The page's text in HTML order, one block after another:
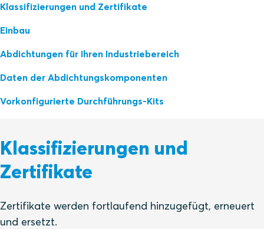
Klassifizierungen und Zertifikate
Einbau
Abdichtungen für Ihren Industriebereich
Daten der Abdichtungskomponenten
Vorkonfigurierte Durchführungs-Kits
Klassifizierungen und
Zertifikate
Zertifikate werden fortlaufend hinzugefügt, erneuert
und ersetzt.